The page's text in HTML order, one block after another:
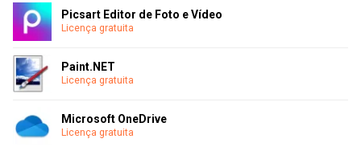
Picsart Editor de Foto e Vídeo
Licença gratuita
Paint.NET
Licença gratuita
Microsoft OneDrive
Licença gratuita